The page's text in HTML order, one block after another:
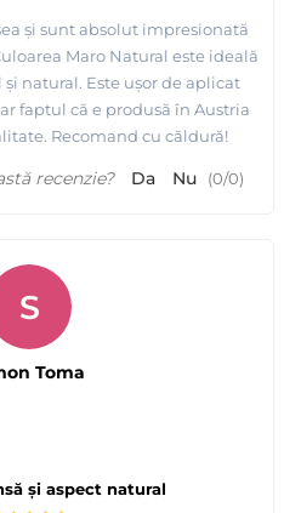
și sunt absolut impresionată
Maro Natural este ideală
natural. Este ușor de aplicat
faptul că e produsă în Austria
Recomand cu căldură!
recenzie? Da Nu (0/0)
și aspect natural
S
Toma